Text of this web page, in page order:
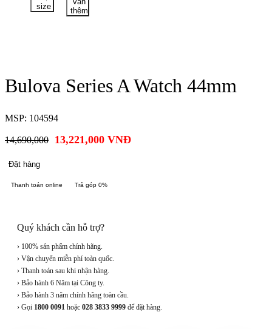
size
thêm
Bulova Series A Watch 44mm
MSP: 104594
14,690,000 13,221,000 VNĐ
Đặt hàng
Thanh toán online Trả góp 0%
Quý khách cần hỗ trợ?
› 100% sản phẩm chính hãng.
› Vận chuyển miễn phí toàn quốc.
› Thanh toán sau khi nhận hàng.
› Bảo hành 6 Năm tại Công ty.
› Bảo hành 3 năm chính hãng toàn cầu.
› Gọi 1800 0091 hoặc 028 3833 9999 để đặt hàng.